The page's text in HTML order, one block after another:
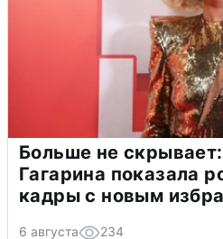
Больше не
Гагарина показала
кадры с новым
6 августа 234